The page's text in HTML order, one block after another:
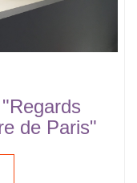
de Paris"